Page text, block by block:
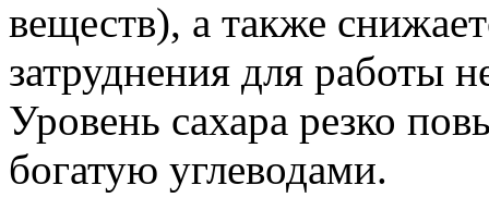
веществ), а также
затруднения для работы
Уровень сахара резко
богатую углеводами.